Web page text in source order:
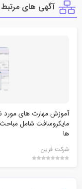
آگهی های
مایکروسافت شامل
ها
شرکت فرین